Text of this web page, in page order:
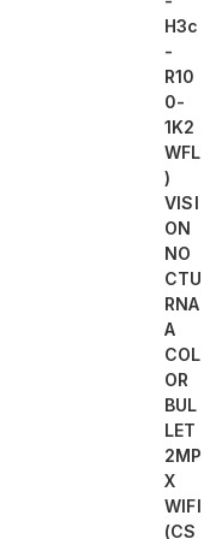
H3c
-
R10
0-
1K2
WFL
)
VISI
ON
NO
CTU
RNA
A
COL
OR
BUL
LET
2MP
X
WIFI
(CS